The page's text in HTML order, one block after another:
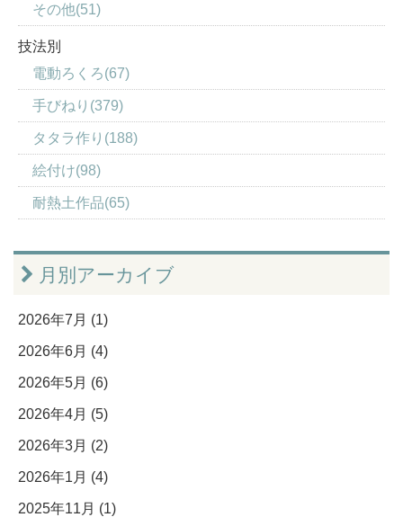
その他(51)
技法別
電動ろくろ(67)
手びねり(379)
タタラ作り(188)
絵付け(98)
耐熱土作品(65)
月別アーカイブ
2026年7月 (1)
2026年6月 (4)
2026年5月 (6)
2026年4月 (5)
2026年3月 (2)
2026年1月 (4)
2025年11月 (1)